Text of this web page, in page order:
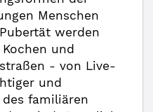
Menschen
werden
und
- von Live-
und
familiären